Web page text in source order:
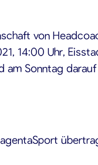
von
14:00 Uhr,
am Sonntag